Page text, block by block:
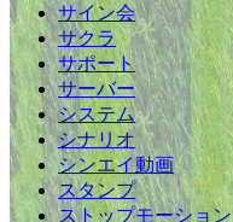
サイン会
サクラ
サポート
サーバー
システム
シナリオ
シンエイ動画
スタンプ
ストップモーション